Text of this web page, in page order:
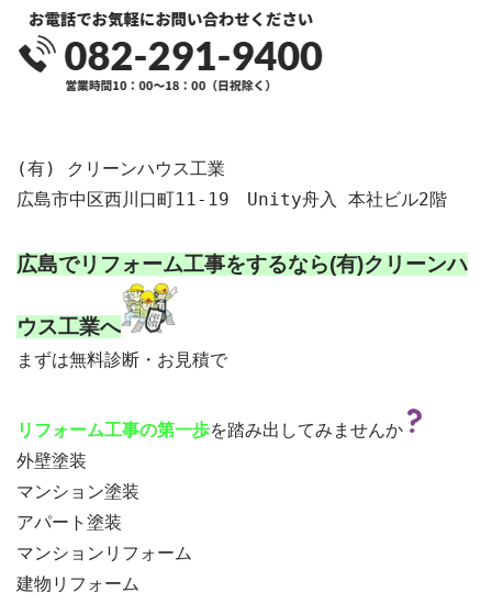
(有) クリーンハウス工業
広島市中区西川口町11-19　Unity舟入 本社ビル2階
広島でリフォーム工事をするなら(有)クリーンハ
ウス工業へ
まずは無料診断・お見積で
リフォーム工事の第一歩を踏み出してみませんか
外壁塗装
マンション塗装
アパート塗装
マンションリフォーム
建物リフォーム